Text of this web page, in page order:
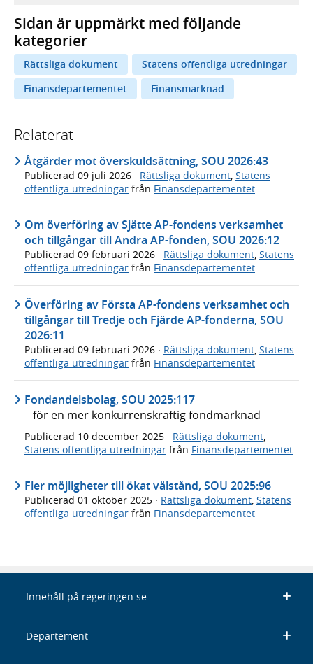
Sidan är uppmärkt med följande
kategorier
Rättsliga dokument
Statens offentliga utredningar
Finansdepartementet
Finansmarknad
Relaterat
Åtgärder mot överskuldsättning, SOU 2026:43
Publicerad 09 juli 2026 · Rättsliga dokument Statens
offentliga utredningar från Finansdepartementet
Om överföring av Sjätte AP-fondens verksamhet
och tillgångar till Andra AP-fonden, SOU 2026:12
Publicerad 09 februari 2026 · Rättsliga dokument, Statens
offentliga utredningar från Finansdepartementet
Överföring av Första AP-fondens verksamhet och
tillgångar till Tredje och Fjärde AP-fonderna, SOU
2026:11
Publicerad 09 februari 2026 · Rättsliga dokument, Statens
offentliga utredningar från Finansdepartementet
Fondandelsbolag, SOU 2025:117
– för en mer konkurrenskraftig fondmarknad
Publicerad 10 december 2025 · Rättsliga dokument
Statens offentliga utredningar från Finansdepartementet
Fler möjligheter till ökat välstånd, SOU 2025:96
Publicerad 01 oktober 2025 · Rättsliga dokument, Statens
offentliga utredningar från Finansdepartementet
Innehåll på regeringen.se
Departement